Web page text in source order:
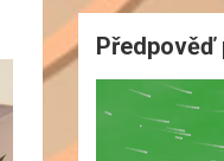
Předpověď